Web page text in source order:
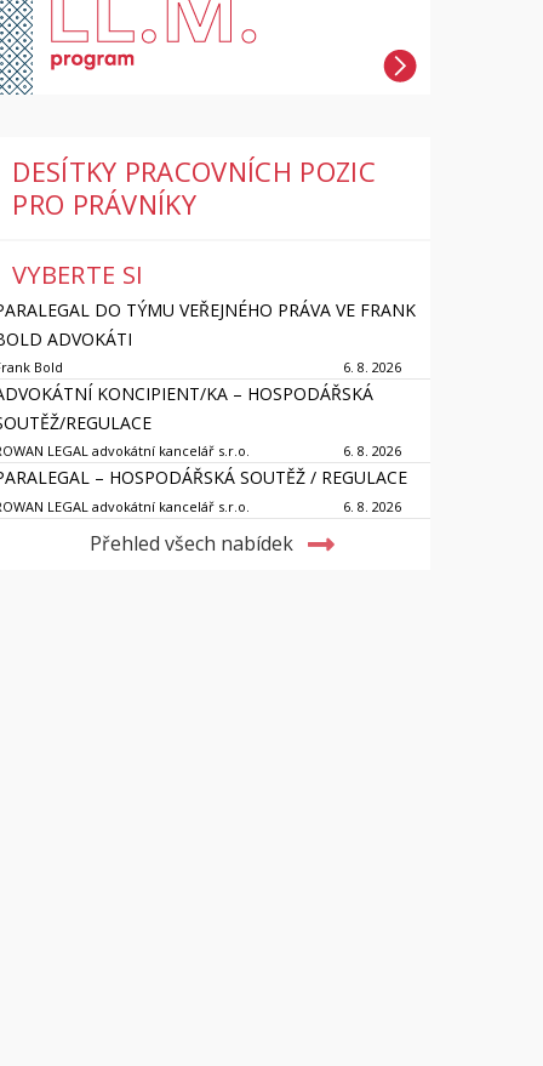
DESÍTKY PRACOVNÍCH POZIC
PRO PRÁVNÍKY
VYBERTE SI
DO TÝMU VEŘEJNÉHO PRÁVA VE FRANK
ADVOKÁTI
Bold 6. 8. 2026
KONCIPIENT/KA – HOSPODÁŘSKÁ
REGULACE
LEGAL advokátní kancelář s.r.o. 6. 8. 2026
– HOSPODÁŘSKÁ SOUTĚŽ / REGULACE
LEGAL advokátní kancelář s.r.o. 6. 8. 2026
Přehled všech nabídek